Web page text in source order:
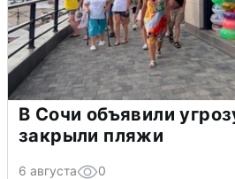
В Сочи объявили
закрыли пляжи
6 августа 0